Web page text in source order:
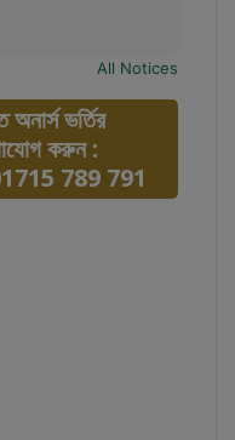
All Notices
অনার্স ভর্তির
করুন :
789 791